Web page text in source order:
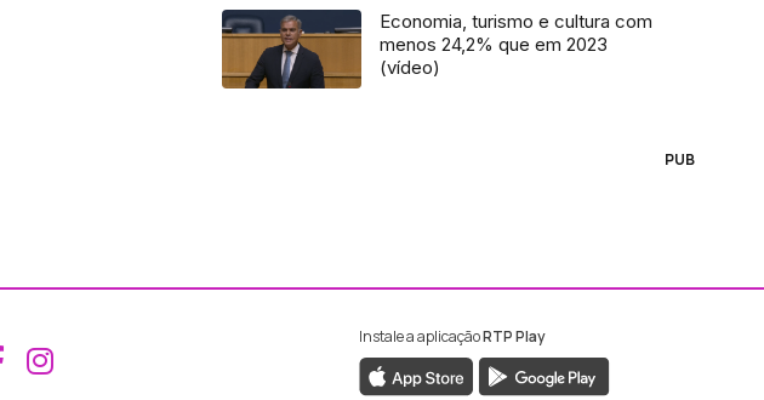
Economia, turismo e cultura com
menos 24,2% que em 2023
(vídeo)
PUB
Aceder ao Facebook da RTP Madeira
Aceder ao Instagram da RTP Madeira
Instale a aplicaçãoRTP Play